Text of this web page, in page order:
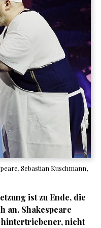
Sebastian Kuschmann,
ist zu Ende, die
an. Shakespeare
nicht